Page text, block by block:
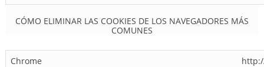
CÓMO ELIMINAR LAS COOKIES DE LOS NAVEGADORES MÁS
COMUNES
Chrome